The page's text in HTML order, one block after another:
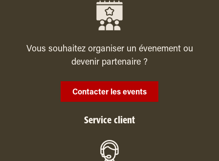
Vous souhaitez organiser un évenement ou
devenir partenaire ?
Contacter les events
Service client